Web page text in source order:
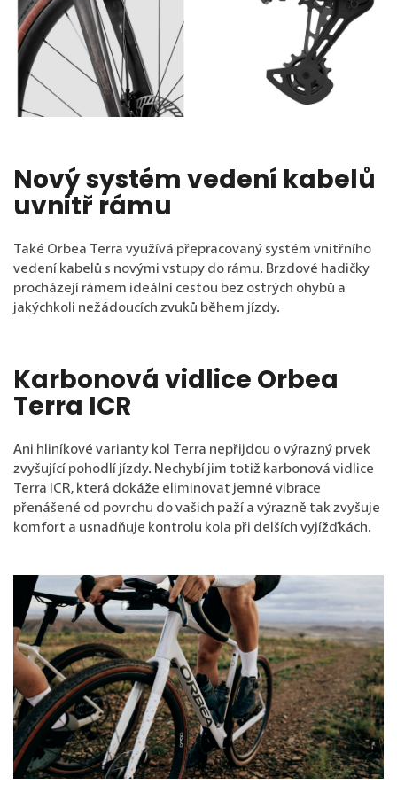
Nový systém vedení kabelů
uvnitř rámu
Také Orbea Terra využívá přepracovaný systém vnitřního
vedení kabelů s novými vstupy do rámu. Brzdové hadičky
procházejí rámem ideální cestou bez ostrých ohybů a
jakýchkoli nežádoucích zvuků během jízdy.
Karbonová vidlice Orbea
Terra ICR
Ani hliníkové varianty kol Terra nepřijdou o výrazný prvek
zvyšující pohodlí jízdy. Nechybí jim totiž karbonová vidlice
Terra ICR, která dokáže eliminovat jemné vibrace
přenášené od povrchu do vašich paží a výrazně tak zvyšuje
komfort a usnadňuje kontrolu kola při delších vyjížďkách.